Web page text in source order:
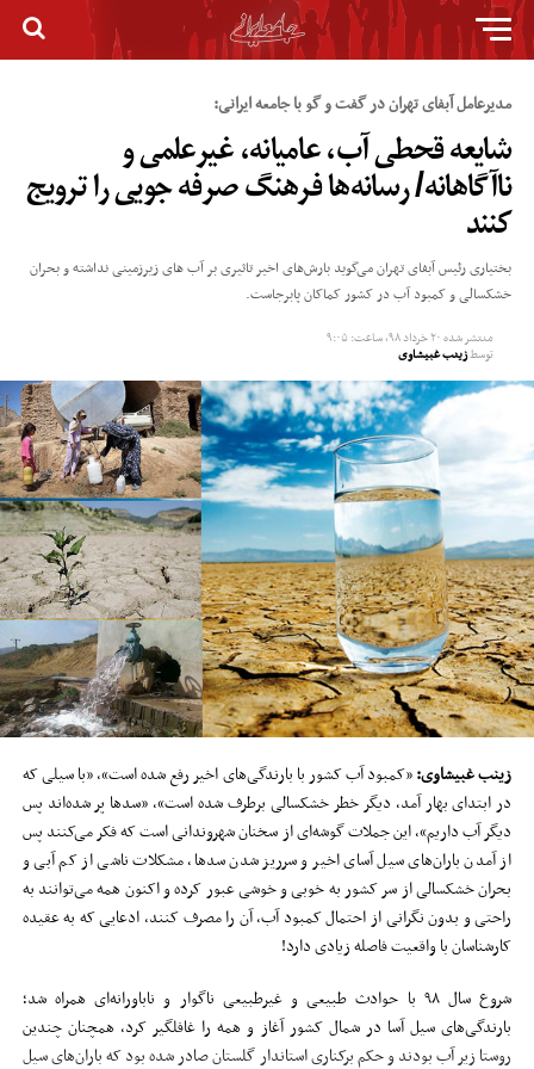
مدیرعامل آبفای تهران در گفت و گو با جامعه ایرانی:
شایعه قحطی آب، عامیانه، غیرعلمی و
ناآگاهانه/ رسانه‌ها فرهنگ صرفه جویی را ترویج
کنند
بختیاری رئیس آبفای تهران می‌گوید بارش‌های اخیر تاثیری بر آب های زیرزمینی نداشته و بحران
خشکسالی و کمبود آب در کشور کماکان پابرجاست.
منتشر شده۲۰ خرداد ۹۸, ساعت: ۹:۰۵
توسطزینب غبیشاوی
زینب غبیشاوی:«کمبود آب کشور با بارندگی‌های اخیر رفع شده است»، «با سیلی که
در ابتدای بهار آمد، دیگر خطر خشکسالی برطرف شده است»، «سد‌ها پر شده‌اند پس
دیگر آب داریم»، این جملات گوشه‌ای از سخنان شهروندانی است که فکر می‌کنند پس
از آمدن باران‌های سیل آسای اخیر و سرریز شدن سدها، مشکلات ناشی از کم آبی و
بحران خشکسالی از سر کشور به خوبی و خوشی عبور کرده و اکنون همه می‌توانند به
راحتی و بدون نگرانی از احتمال کمبود آب، آن را مصرف کنند، ادعایی که به عقیده
کارشناسان با واقعیت فاصله زیادی دارد!
شروع سال ۹۸ با حوادث طبیعی و غیرطبیعی ناگوار و ناباورانه‌ای همراه شد؛
بارندگی‌های سیل آسا در شمال کشور آغاز و همه را غافلگیر کرد، همچنان چندین
روستا زیر آب بودند و حکم برکناری استاندار گلستان صادر شده بود که باران‌های سیل